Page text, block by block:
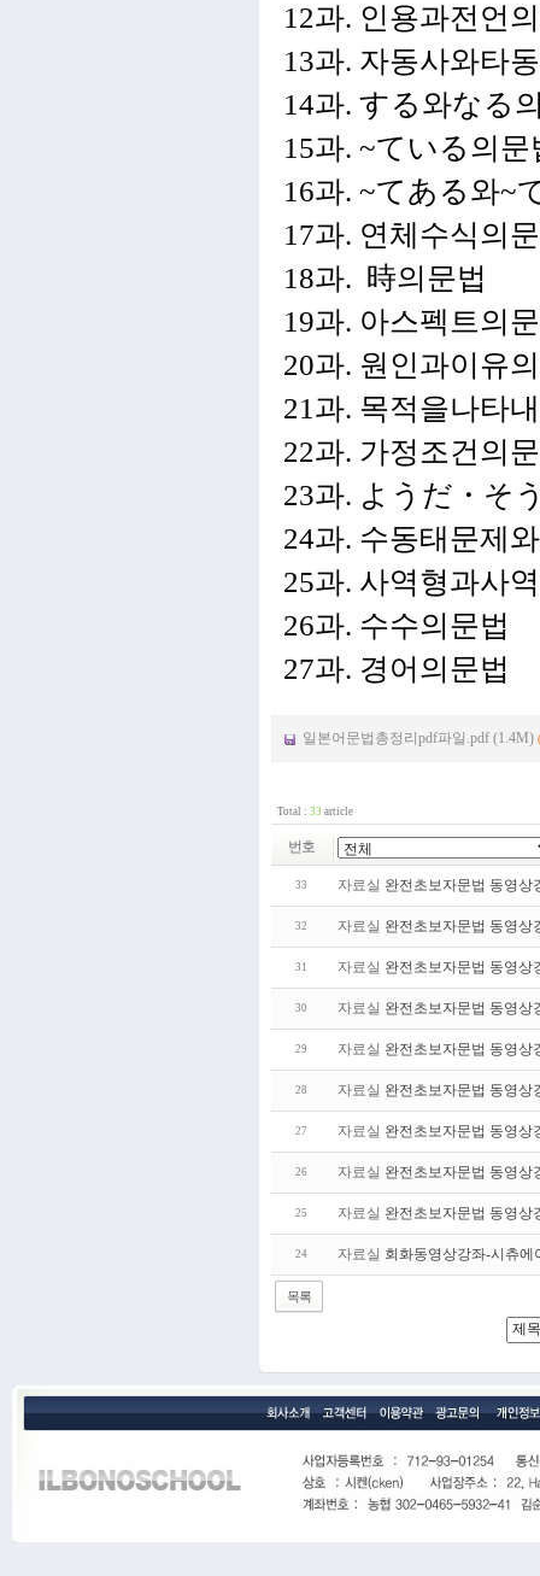
12과. 인용과전언
13과. 자동사와타
14과. する와なる
15과. ~ている의문
16과. ~てある와~
17과. 연체수식의
18과. 時의문법
19과. 아스펙트의
20과. 원인과이유
21과. 목적을나타
22과. 가정조건의
23과. ようだ・そ
24과. 수동태문제
25과. 사역형과사
26과. 수수의문법
27과. 경어의문법
일본어문법총정리pdf파일.pdf (1.4M)
Total : 33 article
번호
33 자료실 완전초보자문법 동영상
32 자료실 완전초보자문법 동영
31 자료실 완전초보자문법 동영
30 자료실 완전초보자문법 동영상
29 자료실 완전초보자문법 동영상
28 자료실 완전초보자문법 동영상
27 자료실 완전초보자문법 동영상
26 자료실 완전초보자문법 동영상
25 자료실 완전초보자문법 동영상
24 자료실 회화동영상강좌-시츄에
목록